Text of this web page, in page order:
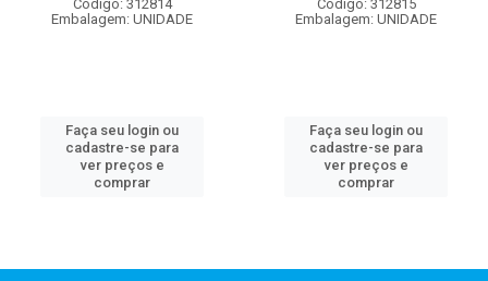
Código: 312814
Embalagem: UNIDADE
Faça seu login ou
cadastre-se para
ver preços e
comprar
Código: 312815
Embalagem: UNIDADE
Faça seu login ou
cadastre-se para
ver preços e
comprar